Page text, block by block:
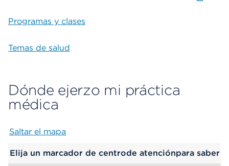
Programas y clases
Temas de salud
Dónde ejerzo mi práctica
médica
Saltar el mapa
Elija un marcador de centrode atenciónpara saber